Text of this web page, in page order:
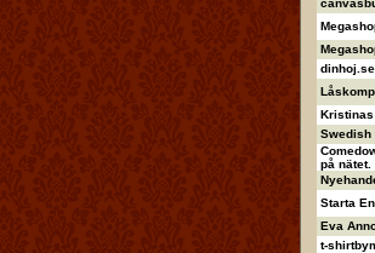
dinhoj.se
Swedish
på nätet.
Starta
Eva
t-